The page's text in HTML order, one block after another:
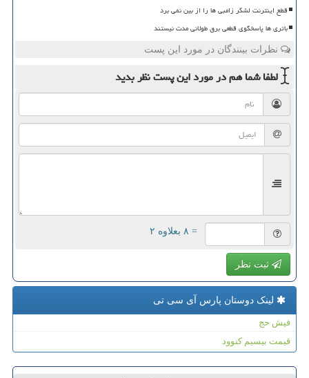
قطع اینترنت لشکر زامبی ها را از بین نمی برد
باتری ها پاسخگوی قطعی برق طولانی مدت نیستند
نظرات بینندگان در مورد این پست
لطفا شما همدر مورد این پستنظر بدید
= ۸ بعلاوه ۲
ثبت نظر
لینک دوستان پارس آی سی تی
فیش حج
قیمت بیسیم کنوود